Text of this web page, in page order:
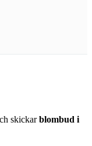
skickarblombud i